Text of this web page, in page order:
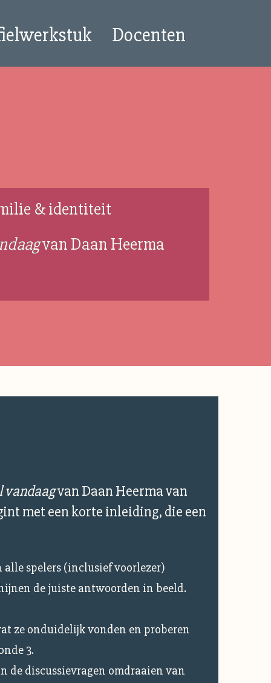
Docenten
& identiteit
van Daan Heerma
vandaagvan Daan Heerma van
met een korte inleiding, die een
alle spelers (inclusief voorlezer)
de juiste antwoorden in beeld.
ze onduidelijk vonden en proberen
3.
de discussievragen omdraaien van